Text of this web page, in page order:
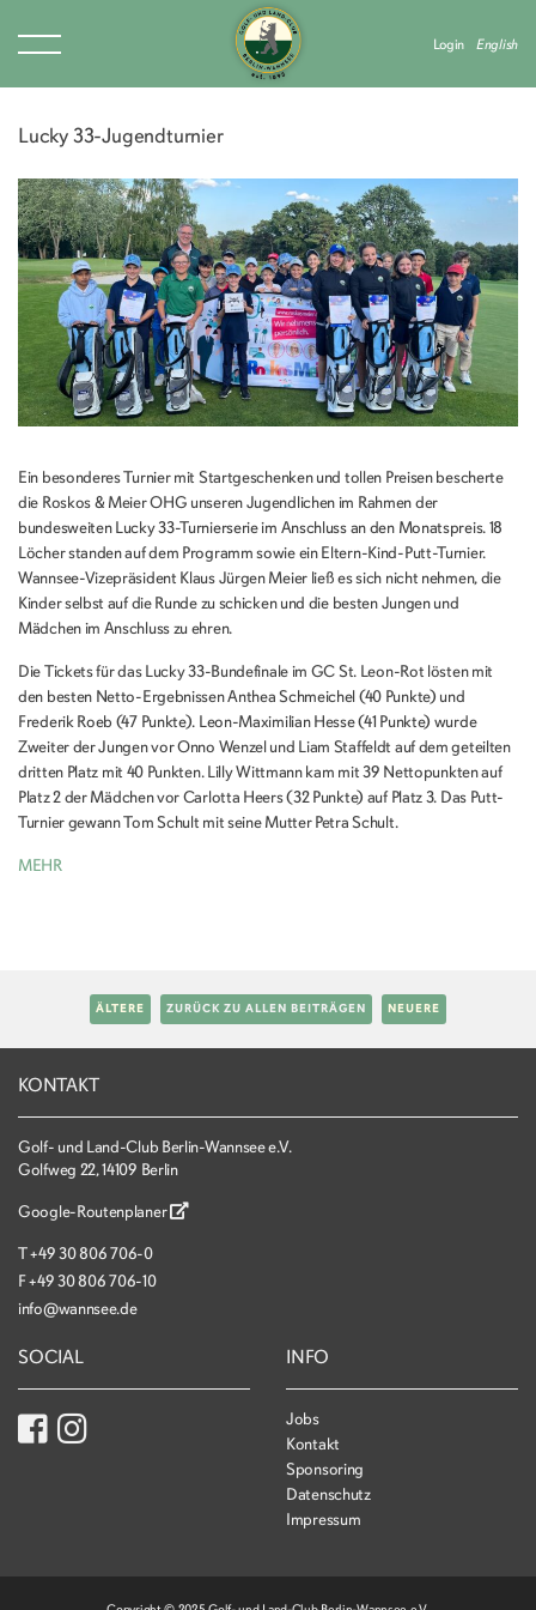
Login English
Lucky 33-Jugendturnier
Ein besonderes Turnier mit Startgeschenken und tollen Preisen bescherte
die Roskos & Meier OHG unseren Jugendlichen im Rahmen der
bundesweiten Lucky 33-Turnierserie im Anschluss an den Monatspreis. 18
Löcher standen auf dem Programm sowie ein Eltern-Kind-Putt-Turnier.
Wannsee-Vizepräsident Klaus Jürgen Meier ließ es sich nicht nehmen, die
Kinder selbst auf die Runde zu schicken und die besten Jungen und
Mädchen im Anschluss zu ehren.
Die Tickets für das Lucky 33-Bundefinale im GC St. Leon-Rot lösten mit
den besten Netto-Ergebnissen Anthea Schmeichel (40 Punkte) und
Frederik Roeb (47 Punkte). Leon-Maximilian Hesse (41 Punkte) wurde
Zweiter der Jungen vor Onno Wenzel und Liam Staffeldt auf dem geteilten
dritten Platz mit 40 Punkten. Lilly Wittmann kam mit 39 Nettopunkten auf
Platz 2 der Mädchen vor Carlotta Heers (32 Punkte) auf Platz 3. Das Putt-
Turnier gewann Tom Schult mit seine Mutter Petra Schult.
MEHR
ÄLTERE ZURÜCK ZU ALLEN BEITRÄGEN NEUERE
KONTAKT
Golf- und Land-Club Berlin-Wannsee e.V.
Golfweg 22, 14109 Berlin
Google-Routenplaner
T+49 30 806 706-0
F+49 30 806 706-10
info@wannsee.de
SOCIAL INFO
Jobs
Kontakt
Sponsoring
Datenschutz
Impressum